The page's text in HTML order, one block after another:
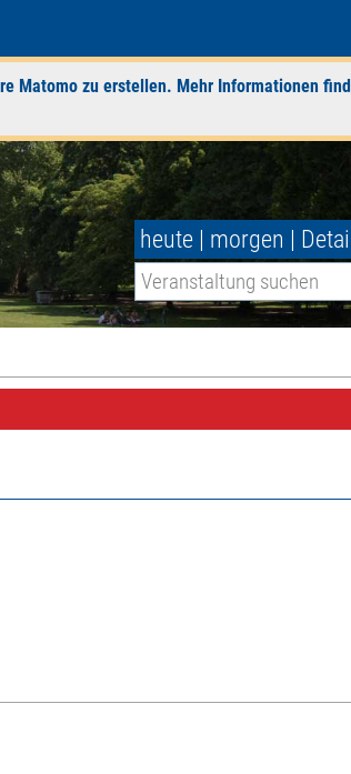
Matomo zu erstellen. Mehr Informationen
heute | morgen |